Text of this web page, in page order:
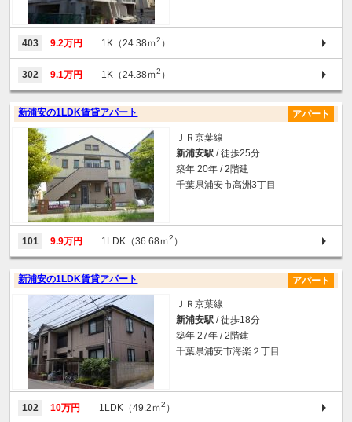
403 9.2万円 1K（24.38ｍ2 ）
302 9.1万円 1K（24.38ｍ2 ）
新浦安の1LDK賃貸アパート アパート
ＪＲ京葉線
新浦安駅 / 徒歩25分
築年 20年 / 2階建
千葉県浦安市高洲3丁目
101 9.9万円 1LDK（36.68ｍ2 ）
新浦安の1LDK賃貸アパート アパート
ＪＲ京葉線
新浦安駅 / 徒歩18分
築年 27年 / 2階建
千葉県浦安市海楽２丁目
102 10万円 1LDK（49.2ｍ2 ）